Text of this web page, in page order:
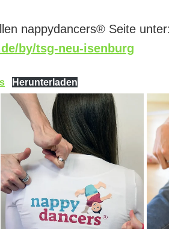
nappydancers® Seite unter:
by/tsg-neu-isenburg
Herunterladen